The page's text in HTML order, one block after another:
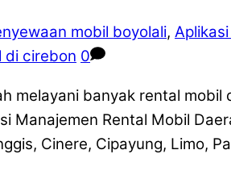
mobil boyolali,
di cirebon 0
melayani banyak rental mobil
Manajemen Rental Mobil
Cinere, Cipayung, Limo,